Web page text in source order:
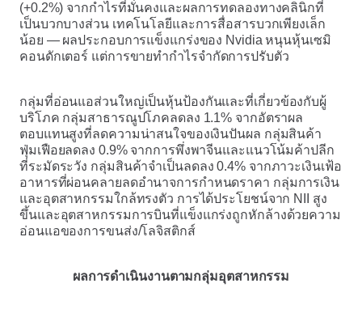
(+0.2%) จากกำไรที่มั่นคงและผลการทดลองทางคลินิกที่
เป็นบวกบางส่วน เทคโนโลยีและการสื่อสารบวกเพียงเล็ก
น้อย — ผลประกอบการแข็งแกร่งของ Nvidia หนุนหุ้นเซมิ
คอนดักเตอร์ แต่การขายทำกำไรจำกัดการปรับตัว
กลุ่มที่อ่อนแอส่วนใหญ่เป็นหุ้นป้องกันและที่เกี่ยวข้องกับผู้
บริโภค กลุ่มสาธารณูปโภคลดลง 1.1% จากอัตราผล
ตอบแทนสูงที่ลดความน่าสนใจของเงินปันผล กลุ่มสินค้า
ฟุ่มเฟือยลดลง 0.9% จากการพึ่งพาจีนและแนวโน้มค้าปลีก
ที่ระมัดระวัง กลุ่มสินค้าจำเป็นลดลง 0.4% จากภาวะเงินเฟ้อ
อาหารที่ผ่อนคลายลดอำนาจการกำหนดราคา กลุ่มการเงิน
และอุตสาหกรรมใกล้ทรงตัว การได้ประโยชน์จาก NII สูง
ขึ้นและอุตสาหกรรมการบินที่แข็งแกร่งถูกหักล้างด้วยความ
อ่อนแอของการขนส่ง/โลจิสติกส์
ผลการดำเนินงานตามกลุ่มอุตสาหกรรม